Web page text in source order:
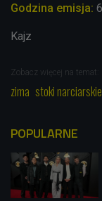
Godzina emisja:
Kajz
Zobacz więcej na temat:
zima stoki narciarskie
POPULARNE